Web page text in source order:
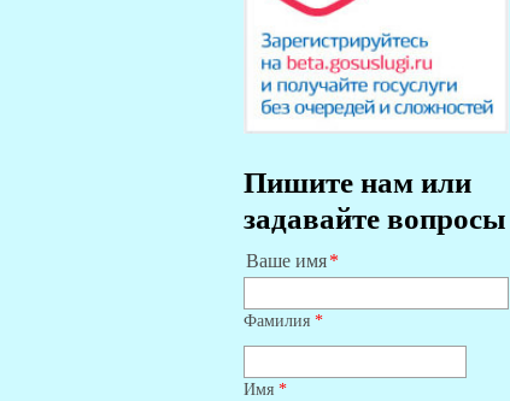
Пишите нам или
задавайте вопросы
Ваше имя
Фамилия *
Имя *